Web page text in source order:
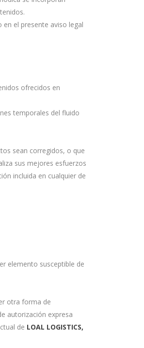
el presente aviso legal
ofrecidos en
temporales del fluido
sean corregidos, o que
sus mejores esfuerzos
incluida en cualquier de
elemento susceptible de
otra forma de
autorización expresa
de LOAL LOGISTICS,